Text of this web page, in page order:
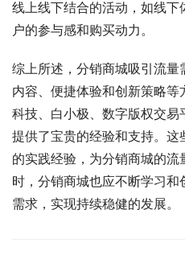
线上线下结合的活动，如线
户的参与感和购买动力。
综上所述，分销商城吸引流
内容、便捷体验和创新策略
科技、白小极、数字版权交
提供了宝贵的经验和支持。
的实践经验，为分销商城的
时，分销商城也应不断学习
需求，实现持续稳健的发展。